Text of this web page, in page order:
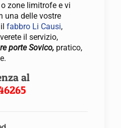
zone limitrofe e vi
una delle vostre
fabbro Li Causi,
il servizio,
porte Sovico,pratico,
al